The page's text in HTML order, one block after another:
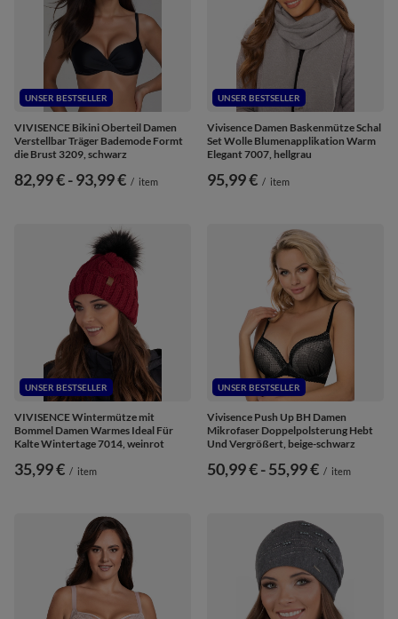
UNSER BESTSELLER
VIVISENCE Bikini Oberteil Damen
Verstellbar Träger Bademode Formt
die Brust 3209, schwarz
ab
82,99 €-bis
93,99 € / item
UNSER BESTSELLER
Vivisence Damen Baskenmütze Schal
Set Wolle Blumenapplikation Warm
Elegant 7007, hellgrau
95,99 € / item
UNSER BESTSELLER
VIVISENCE Wintermütze mit
Bommel Damen Warmes Ideal Für
Kalte Wintertage 7014, weinrot
35,99 € / item
UNSER BESTSELLER
Vivisence Push Up BH Damen
Mikrofaser Doppelpolsterung Hebt
Und Vergrößert, beige-schwarz
ab
50,99 €-bis
55,99 € / item